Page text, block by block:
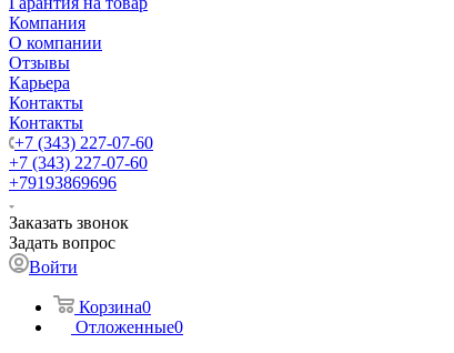
Компания
О компании
Отзывы
Карьера
Контакты
Контакты
+7 (343) 227-07-60
+7 (343) 227-07-60
+79193869696
Заказать звонок
Задать вопрос
Войти
Корзина0
Отложенные0